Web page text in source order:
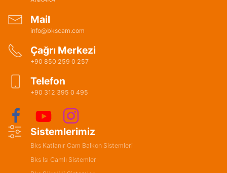
Mail
info@bkscam.com
Çağrı Merkezi
+90 850 259 0 257
Telefon
+90 312 395 0 495
Sistemlerimiz
Bks Katlanır Cam Balkon Sistemleri
Bks Isı Camlı Sistemler